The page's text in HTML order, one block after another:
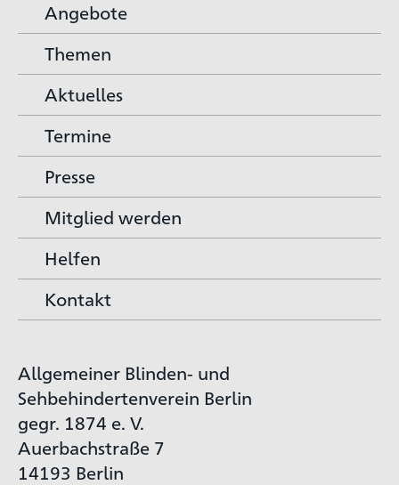
Angebote
Themen
Aktuelles
Termine
Presse
Mitglied werden
Helfen
Kontakt
Allgemeiner Blinden- und
Sehbehindertenverein Berlin
gegr. 1874 e. V.
Auerbachstraße 7
14193 Berlin